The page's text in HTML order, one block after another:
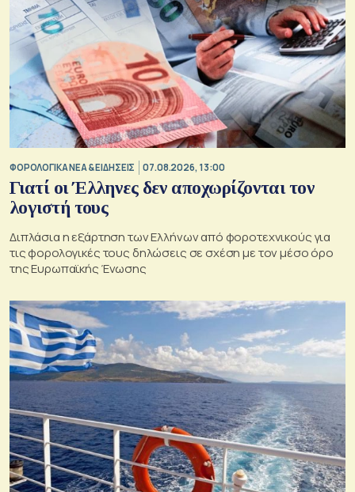
ΦΟΡΟΛΟΓΙΚΑ ΝΕΑ & EΙΔΗΣΕΙΣ 07.08.2026, 13:00
Γιατί οι Έλληνες δεν αποχωρίζονται τον
λογιστή τους
Διπλάσια η εξάρτηση των Ελλήνων από φοροτεχνικούς για
τις φορολογικές τους δηλώσεις σε σχέση με τον μέσο όρο
της Ευρωπαϊκής Ένωσης